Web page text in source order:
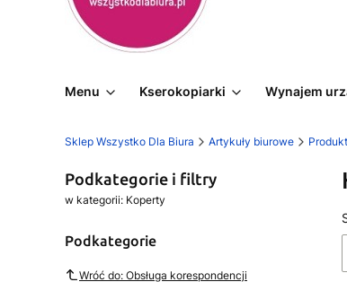
Menu Kserokopiarki Wynajem
Sklep Wszystko Dla Biura Artykuły biurowe
Podkategorie i filtry
w kategorii: Koperty
Podkategorie
Wróć do: Obsługa korespondencji